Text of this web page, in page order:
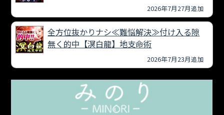
2026年7月27月追加
全方位抜かりナシ≪難悩解決≫付け入る隙
無く的中【溟白龍】地支命術
2026年7月23月追加